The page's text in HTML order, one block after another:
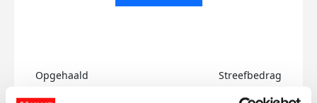
Opgehaald
€0
Streefbedrag
€500